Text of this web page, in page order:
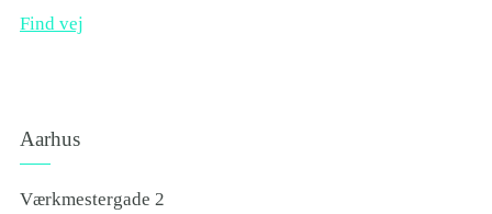
Find vej
Aarhus
Værkmestergade 2